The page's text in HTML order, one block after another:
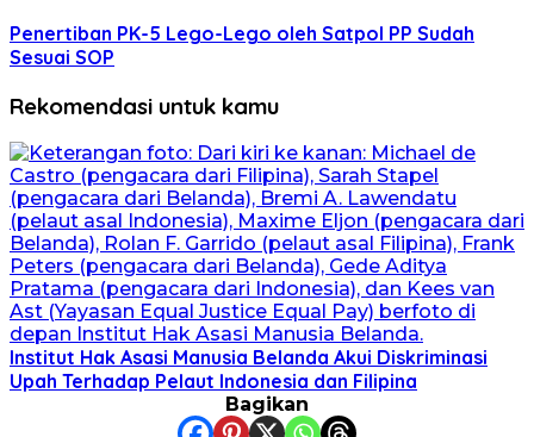
Penertiban PK-5 Lego-Lego oleh Satpol PP Sudah
Sesuai SOP
Rekomendasi untuk kamu
Institut Hak Asasi Manusia Belanda Akui Diskriminasi
Upah Terhadap Pelaut Indonesia dan Filipina
Bagikan